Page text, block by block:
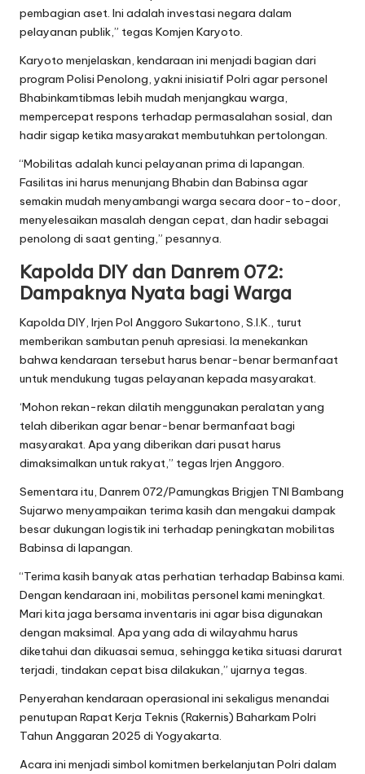
pembagian aset. Ini adalah investasi negara dalam
pelayanan publik,” tegas Komjen Karyoto.
Karyoto menjelaskan, kendaraan ini menjadi bagian dari
program Polisi Penolong, yakni inisiatif Polri agar personel
Bhabinkamtibmas lebih mudah menjangkau warga,
mempercepat respons terhadap permasalahan sosial, dan
hadir sigap ketika masyarakat membutuhkan pertolongan.
“Mobilitas adalah kunci pelayanan prima di lapangan.
Fasilitas ini harus menunjang Bhabin dan Babinsa agar
semakin mudah menyambangi warga secara door-to-door,
menyelesaikan masalah dengan cepat, dan hadir sebagai
penolong di saat genting,” pesannya.
Kapolda DIY dan Danrem 072:
Dampaknya Nyata bagi Warga
Kapolda DIY, Irjen Pol Anggoro Sukartono, S.I.K., turut
memberikan sambutan penuh apresiasi. Ia menekankan
bahwa kendaraan tersebut harus benar-benar bermanfaat
untuk mendukung tugas pelayanan kepada masyarakat.
‘Mohon rekan-rekan dilatih menggunakan peralatan yang
telah diberikan agar benar-benar bermanfaat bagi
masyarakat. Apa yang diberikan dari pusat harus
dimaksimalkan untuk rakyat,” tegas Irjen Anggoro.
Sementara itu, Danrem 072/Pamungkas Brigjen TNI Bambang
Sujarwo menyampaikan terima kasih dan mengakui dampak
besar dukungan logistik ini terhadap peningkatan mobilitas
Babinsa di lapangan.
“Terima kasih banyak atas perhatian terhadap Babinsa kami.
Dengan kendaraan ini, mobilitas personel kami meningkat.
Mari kita jaga bersama inventaris ini agar bisa digunakan
dengan maksimal. Apa yang ada di wilayahmu harus
diketahui dan dikuasai semua, sehingga ketika situasi darurat
terjadi, tindakan cepat bisa dilakukan,” ujarnya tegas.
Penyerahan kendaraan operasional ini sekaligus menandai
penutupan Rapat Kerja Teknis (Rakernis) Baharkam Polri
Tahun Anggaran 2025 di Yogyakarta.
Acara ini menjadi simbol komitmen berkelanjutan Polri dalam